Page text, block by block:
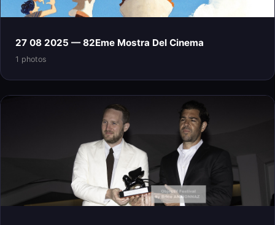
27 08 2025 — 82Eme Mostra Del Cinema
1 photos